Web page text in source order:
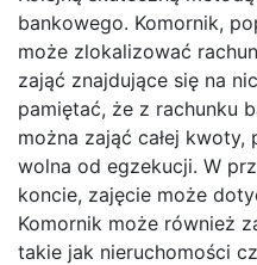
bankowego. Komornik,
może zlokalizować
zająć znajdujące się na
pamiętać, że z rachunku
można zająć całej
wolna od egzekucji. W
koncie, zajęcie może
Komornik może również
takie jak nieruchomości